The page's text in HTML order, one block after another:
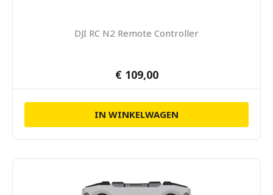
DJI RC N2 Remote Controller
€ 109,00
IN WINKELWAGEN